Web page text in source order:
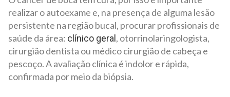
realizar o autoexame e, na presença de alguma lesão
persistente na região bucal, procurar profissionais de
saúde da área: clínico geral, otorrinolaringologista,
cirurgião dentista ou médico cirurgião de cabeça e
pescoço. A avaliação clínica é indolor e rápida,
confirmada por meio da biópsia.